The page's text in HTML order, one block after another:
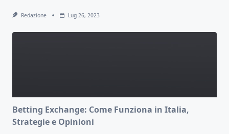
Redazione Lug 26, 2023
Betting Exchange: Come Funziona in Italia,
Strategie e Opinioni